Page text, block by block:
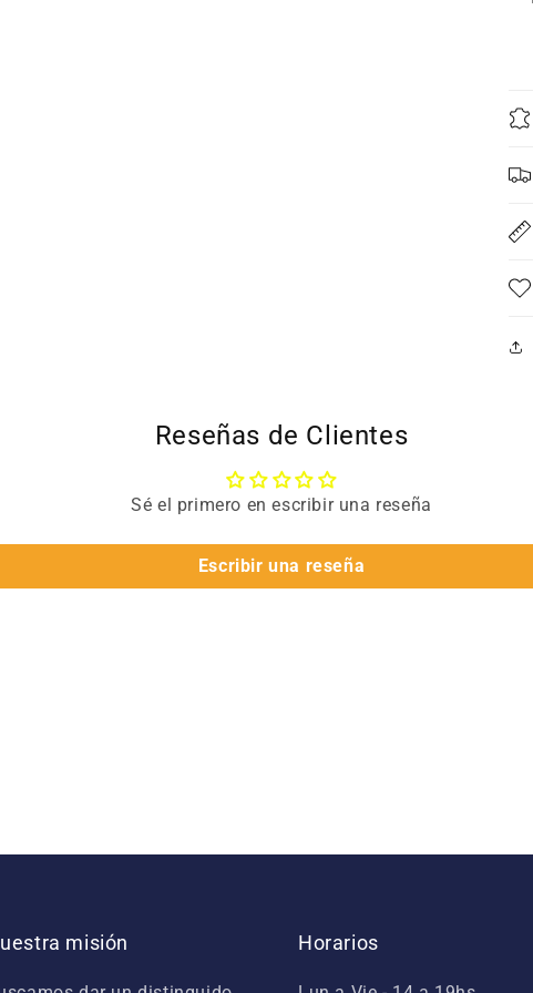
Reseñas de Clientes
Sé el primero en escribir una reseña
Escribir una reseña
misión Horarios